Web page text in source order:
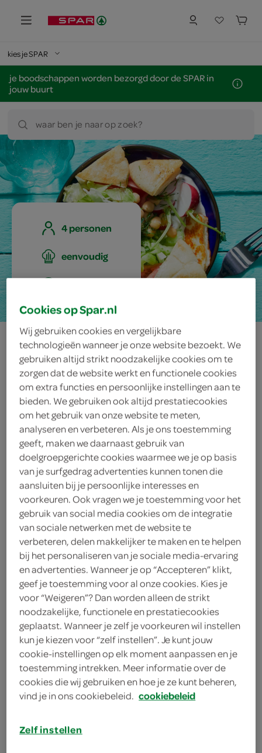
kies je SPAR
je boodschappen worden bezorgd door de SPAR in
jouw buurt
waar ben je naar op zoek?
4 personen
eenvoudig
halloumibowl
ingrediënten
1 bosje dille
200 gram ijsbergsla
6 tomaten
410 gram kikkererwten
4 stengels bleekselderij
1 bosje radijs
200 gram tzatziki
400 gram halloumi
3 pitabroodjes
4 eetlepels zonnebloemolie
Cookies op Spar.nl
Wij gebruiken cookies en vergelijkbare
technologieën wanneer je onze website bezoekt. We
gebruiken altijd strikt noodzakelijke cookies om te
zorgen dat de website werkt en functionele cookies
om extra functies en persoonlijke instellingen aan te
bieden. We gebruiken ook altijd prestatiecookies
om het gebruik van onze website te meten,
analyseren en verbeteren. Als je ons toestemming
geeft, maken we daarnaast gebruik van
doelgroepgerichte cookies waarmee we je op basis
van je surfgedrag advertenties kunnen tonen die
aansluiten bij je persoonlijke interesses en
voorkeuren. Ook vragen we je toestemming voor het
gebruik van social media cookies om de integratie
van sociale netwerken met de website te
verbeteren, delen makkelijker te maken en te helpen
bij het personaliseren van je sociale media-ervaring
en advertenties. Wanneer je op “Accepteren” klikt,
geef je toestemming voor al onze cookies. Kies je
voor “Weigeren”? Dan worden alleen de strikt
noodzakelijke, functionele en prestatiecookies
geplaatst. Wanneer je zelf je voorkeuren wil instellen
kun je kiezen voor “zelf instellen”. Je kunt jouw
cookie-instellingen op elk moment aanpassen en je
toestemming intrekken. Meer informatie over de
cookies die wij gebruiken en hoe je ze kunt beheren,
vind je in ons cookiebeleid. cookiebeleid
Zelf instellen